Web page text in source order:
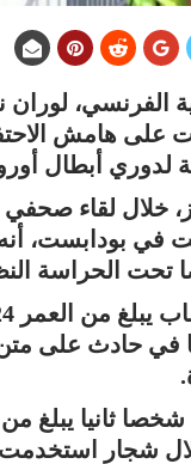
على هامش
لدوري أبطال
خلال لقاء
في حادث على متن
شجار